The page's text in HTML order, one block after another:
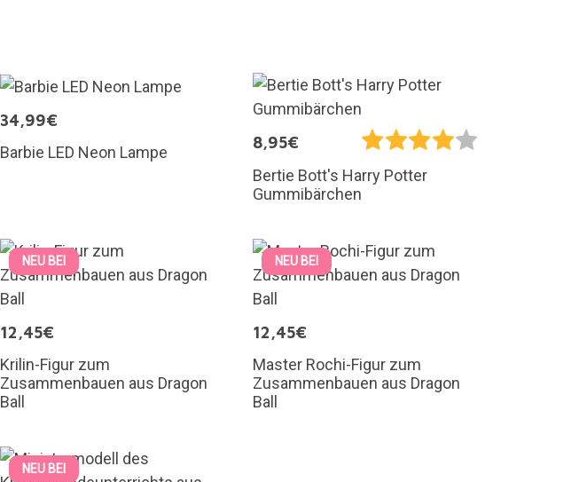
34,99€
Barbie LED Neon Lampe
8,95€
Bertie Bott's Harry Potter
Gummibärchen
NEU BEI
12,45€
Krilin-Figur zum
Zusammenbauen aus Dragon
Ball
NEU BEI
12,45€
Master Rochi-Figur zum
Zusammenbauen aus Dragon
Ball
NEU BEI